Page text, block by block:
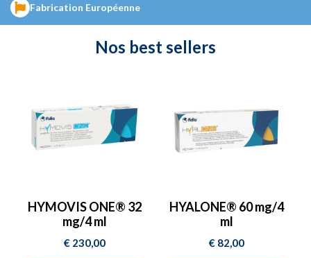
LABORATOIRES FIDIA
DÉCOUVREZ LES PRODUITS
Fabrication Européenne
Nos best sellers
HYMOVIS ONE® 32
mg/4 ml
€ 230,00
HYALONE® 60 mg/4
ml
€82,00